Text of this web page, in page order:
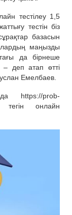
тестілеу 1,5
тестін біз
базасын
маңызды
да бірнеше
деп атап өтті
Емелбаев.
https://prob-
тегін онлайн